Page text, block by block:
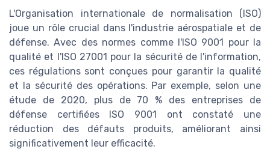
L'Organisation internationale de normalisation (ISO)
joue un rôle crucial dans l'industrie aérospatiale et de
défense. Avec des normes comme l'ISO 9001 pour la
qualité et l'ISO 27001 pour la sécurité de l'information,
ces régulations sont conçues pour garantir la qualité
et la sécurité des opérations. Par exemple, selon une
étude de 2020, plus de 70 % des entreprises de
défense certifiées ISO 9001 ont constaté une
réduction des défauts produits, améliorant ainsi
significativement leur efficacité.